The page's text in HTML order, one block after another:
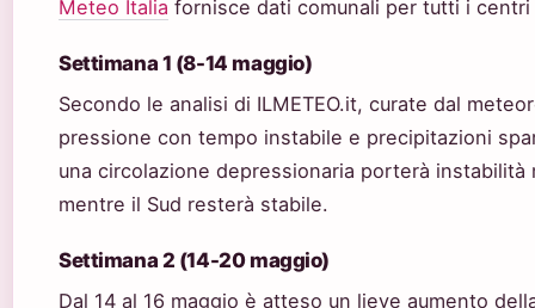
Meteo Italia fornisce dati comunali per tutti i
Settimana 1 (8-14 maggio)
Secondo le analisi di ILMETEO.it, curate dal
pressione con tempo instabile e precipitazioni
una circolazione depressionaria porterà
mentre il Sud resterà stabile.
Settimana 2 (14-20 maggio)
Dal 14 al 16 maggio è atteso un lieve aumento